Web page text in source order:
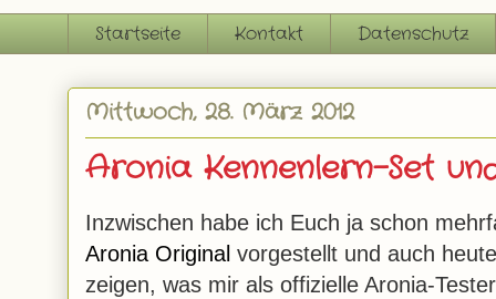
Startseite Kontakt Datenschutz
Mittwoch, 28. März 2012
Aronia Kennenlern-Set
Inzwischen habe ich Euch ja schon
Aronia Original vorgestellt und auch
zeigen, was mir als offizielle Aronia-